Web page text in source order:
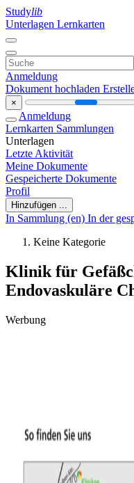
Studylib
Unterlagen Lernkarten
Anmeldung
Dokument hochladen
×
Anmeldung
Lernkarten Sammlungen
Unterlagen
Letzte Aktivität
Meine Dokumente
Gespeicherte Dokumente
Profil
Hinzufügen ...
In Sammlung (en) In der
Keine Kategorie
Klinik für
Endovaskuläre
Werbung